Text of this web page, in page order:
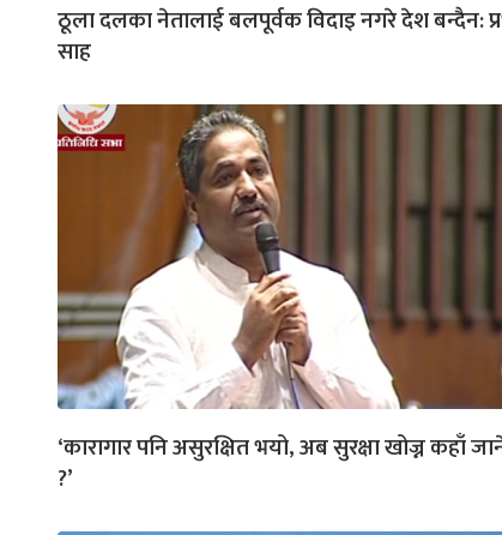
ठूला दलका नेतालाई बलपूर्वक विदाइ नगरे देश बन्दैन:
साह
‘कारागार पनि असुरक्षित भयो, अब सुरक्षा खोज्न कहाँ
?’